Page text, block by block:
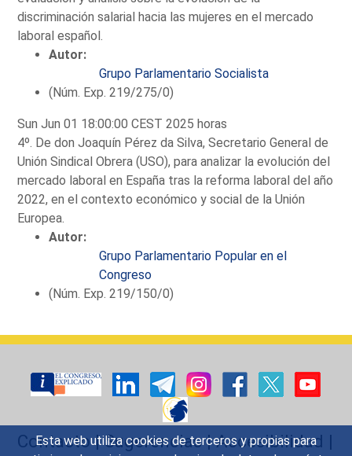
Esta web utiliza cookies de terceros y propias para
discriminación salarial hacia las mujeres en el mercado
laboral español.
Autor:
Grupo Parlamentario Socialista
(Núm. Exp. 219/275/0)
Sun Jun 01 18:00:00 CEST 2025 horas
4º. De don Joaquín Pérez da Silva, Secretario General de
Unión Sindical Obrera (USO), para analizar la evolución del
mercado laboral en España tras la reforma laboral del año
2022, en el contexto económico y social de la Unión
Europea.
Autor:
Grupo Parlamentario Popular en el
Congreso
(Núm. Exp. 219/150/0)
Contacto|Sugerencias|Accesibilidad |